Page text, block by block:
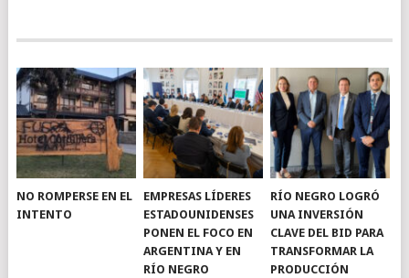
NO ROMPERSE EN EL
INTENTO
EMPRESAS LÍDERES
ESTADOUNIDENSES
PONEN EL FOCO EN
ARGENTINA Y EN
RÍO NEGRO
RÍO NEGRO LOGRÓ
UNA INVERSIÓN
CLAVE DEL BID PARA
TRANSFORMAR LA
PRODUCCIÓN